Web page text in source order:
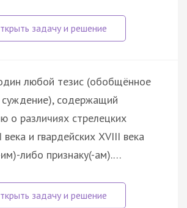
любой тезис (обобщённое
содержащий
о различиях стрелецких
века и гвардейских XVIII века
либо признаку(-ам).…